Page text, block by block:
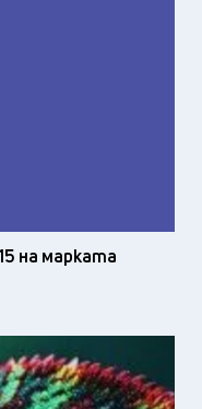
на марката